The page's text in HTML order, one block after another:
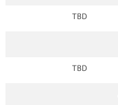
TBD
TBD